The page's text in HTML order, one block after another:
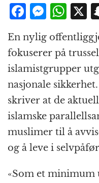
F
c
e
b
o
o
k
M
ss
e
n
g
e
r
W
h
at
s
A
p
p
En nylig
fokuserer på
islamistgrupper
nasjonale
skriver at de
islamske
muslimer til å
og å leve i
«Som et